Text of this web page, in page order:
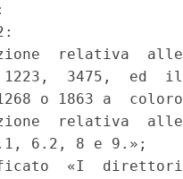
relativa  alle
1223,  3475,  ed  il
o 1863 a  coloro
relativa  alle
6.2, 8 e 9.»;
«I  direttori